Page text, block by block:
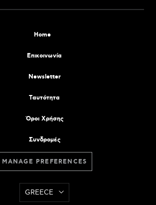
Home
Επικοινωνία
Newsletter
Tαυτότητα
Όροι Χρήσης
Συνδρομές
MANAGE PREFERENCES
GREECE